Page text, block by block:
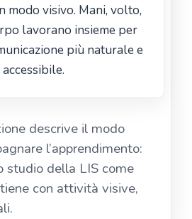
modo visivo. Mani, volto,
lavorano insieme per
più naturale e
accessibile.
descrive il modo
l’apprendimento:
studio della LIS come
con attività visive,